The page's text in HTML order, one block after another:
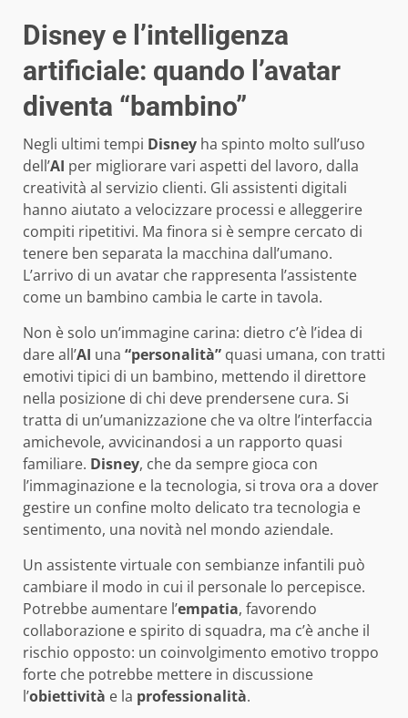
Disney e l’intelligenza
artificiale: quando l’avatar
diventa “bambino”
Negli ultimi tempi Disney ha spinto molto sull’uso
dell’AI per migliorare vari aspetti del lavoro, dalla
creatività al servizio clienti. Gli assistenti digitali
hanno aiutato a velocizzare processi e alleggerire
compiti ripetitivi. Ma finora si è sempre cercato di
tenere ben separata la macchina dall’umano.
L’arrivo di un avatar che rappresenta l’assistente
come un bambino cambia le carte in tavola.
Non è solo un’immagine carina: dietro c’è l’idea di
dare all’AI una “personalità” quasi umana, con tratti
emotivi tipici di un bambino, mettendo il direttore
nella posizione di chi deve prendersene cura. Si
tratta di un’umanizzazione che va oltre l’interfaccia
amichevole, avvicinandosi a un rapporto quasi
familiare. Disney, che da sempre gioca con
l’immaginazione e la tecnologia, si trova ora a dover
gestire un confine molto delicato tra tecnologia e
sentimento, una novità nel mondo aziendale.
Un assistente virtuale con sembianze infantili può
cambiare il modo in cui il personale lo percepisce.
Potrebbe aumentare l’empatia, favorendo
collaborazione e spirito di squadra, ma c’è anche il
rischio opposto: un coinvolgimento emotivo troppo
forte che potrebbe mettere in discussione
l’obiettività e la professionalità.